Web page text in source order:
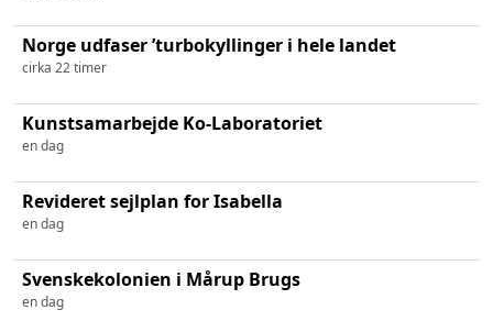
Norge udfaser ’turbokyllinger i hele landet
cirka 22 timer
Kunstsamarbejde Ko-Laboratoriet
en dag
Revideret sejlplan for Isabella
en dag
Svenskekolonien i Mårup Brugs
en dag